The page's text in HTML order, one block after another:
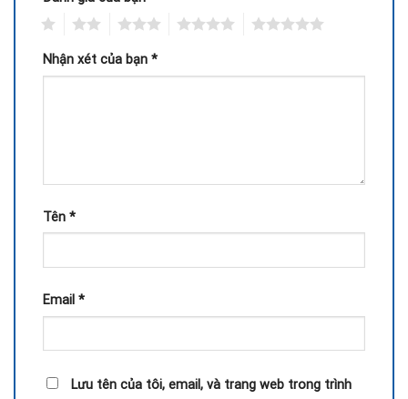
Nhận xét của bạn *
Tên *
Email *
Lưu tên của tôi, email, và trang web trong trình